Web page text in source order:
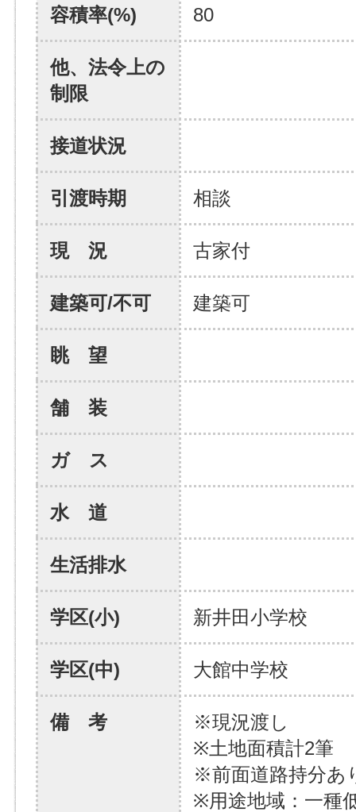
容積率(%) 80
他、法令上の
制限
接道状況
引渡時期 相談
現 況 古家付
建築可/不可 建築可
眺 望
舗 装
ガ ス
水 道
生活排水
学区(小) 新井田小学校
学区(中) 大館中学校
備 考
※現況渡し
※土地面積計2筆
※前面道路持分あ
※用途地域：一種